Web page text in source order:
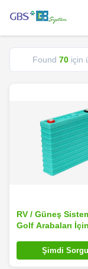
Found 70için
RV / Güneş
Golf Arabaları
Şimdi